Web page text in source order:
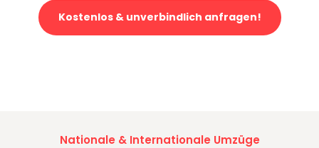
Kostenlos & unverbindlich anfragen!
Nationale & Internationale Umzüge